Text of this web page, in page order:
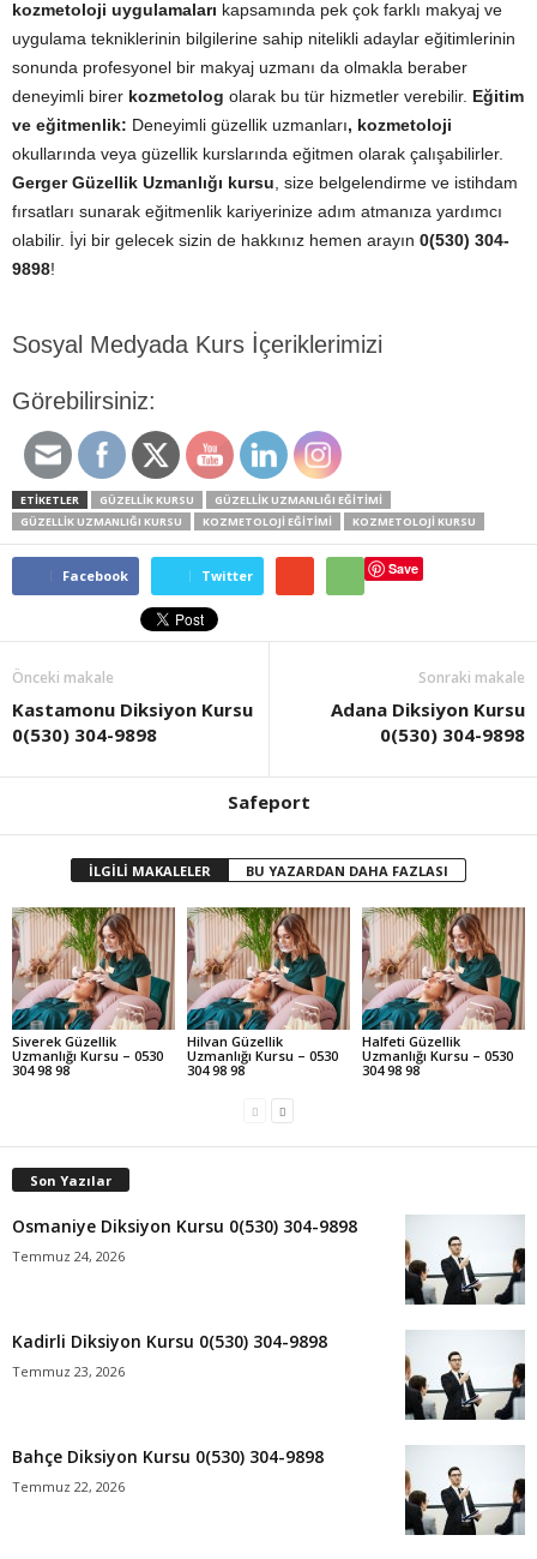
kozmetoloji uygulamaları kapsamında pek çok farklı makyaj ve
uygulama tekniklerinin bilgilerine sahip nitelikli adaylar eğitimlerinin
sonunda profesyonel bir makyaj uzmanı da olmakla beraber
deneyimli birer kozmetolog olarak bu tür hizmetler verebilir. Eğitim
ve eğitmenlik: Deneyimli güzellik uzmanları, kozmetoloji
okullarında veya güzellik kurslarında eğitmen olarak çalışabilirler.
Gerger Güzellik Uzmanlığı kursu, size belgelendirme ve istihdam
fırsatları sunarak eğitmenlik kariyerinize adım atmanıza yardımcı
olabilir. İyi bir gelecek sizin de hakkınız hemen arayın 0(530) 304-
9898!
Sosyal Medyada Kurs İçeriklerimizi
Görebilirsiniz:
ETİKETLER GÜZELLIK KURSU
GÜZELLIK UZMANLIĞI EĞITIMI
GÜZELLIK UZMANLIĞI KURSU
KOZMETOLOJI EĞITIMI KOZMETOLOJI KURSU
Facebook Twitter Save
Önceki makale
Kastamonu Diksiyon Kursu
0(530) 304-9898
Sonraki makale
Adana Diksiyon Kursu
0(530) 304-9898
Safeport
İLGİLİ MAKALELER BU YAZARDAN DAHA FAZLASI
Siverek Güzellik
Uzmanlığı Kursu – 0530
304 98 98
Hilvan Güzellik
Uzmanlığı Kursu – 0530
304 98 98
Halfeti Güzellik
Uzmanlığı Kursu – 0530
304 98 98
Son Yazılar
Osmaniye Diksiyon Kursu 0(530) 304-9898
Temmuz 24, 2026
Kadirli Diksiyon Kursu 0(530) 304-9898
Temmuz 23, 2026
Bahçe Diksiyon Kursu 0(530) 304-9898
Temmuz 22, 2026